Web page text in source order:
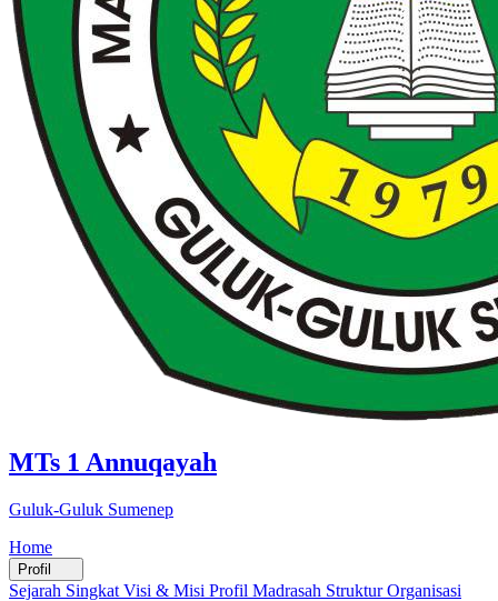
MTs 1 Annuqayah
Guluk-Guluk Sumenep
Home
Profil
Sejarah Singkat Visi & Misi Profil Madrasah Struktur Organisasi